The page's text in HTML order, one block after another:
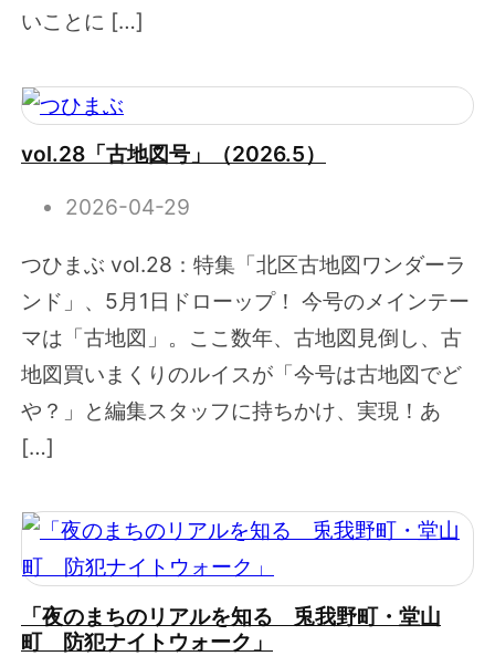
いことに […]
vol.28「古地図号」（2026.5）
2026-04-29
つひまぶ vol.28：特集「北区古地図ワンダーラ
ンド」、5月1日ドローップ！ 今号のメインテー
マは「古地図」。ここ数年、古地図見倒し、古
地図買いまくりのルイスが「今号は古地図でど
や？」と編集スタッフに持ちかけ、実現！あ
[…]
「夜のまちのリアルを知る 兎我野町・堂山
町 防犯ナイトウォーク」